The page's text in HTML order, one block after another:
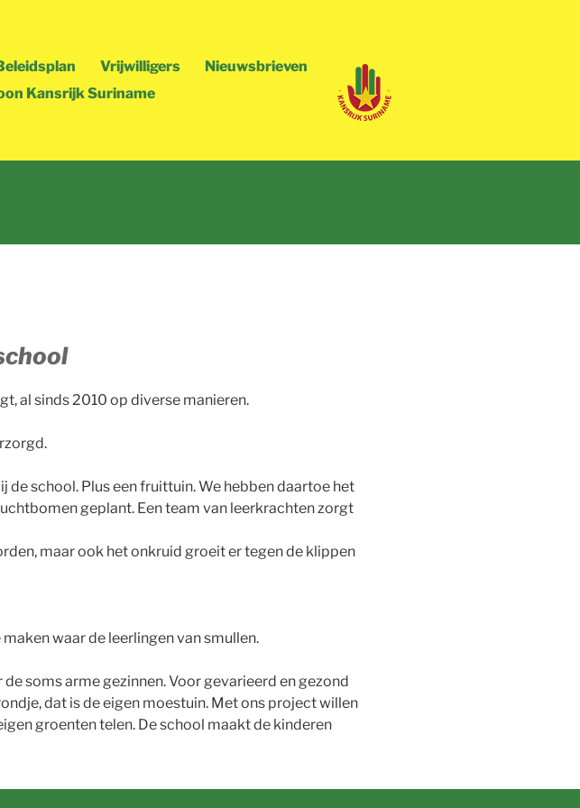
Vrijwilligers
Nieuwsbrieven
Kansrijk Suriname
al sinds 2010 op diverse manieren.
de school. Plus een fruittuin. We hebben daartoe het
geplant. Een team van leerkrachten zorgt
maar ook het onkruid groeit er tegen de klippen
waar de leerlingen van smullen.
soms arme gezinnen. Voor gevarieerd en gezond
dat is de eigen moestuin. Met ons project willen
groenten telen. De school maakt de kinderen